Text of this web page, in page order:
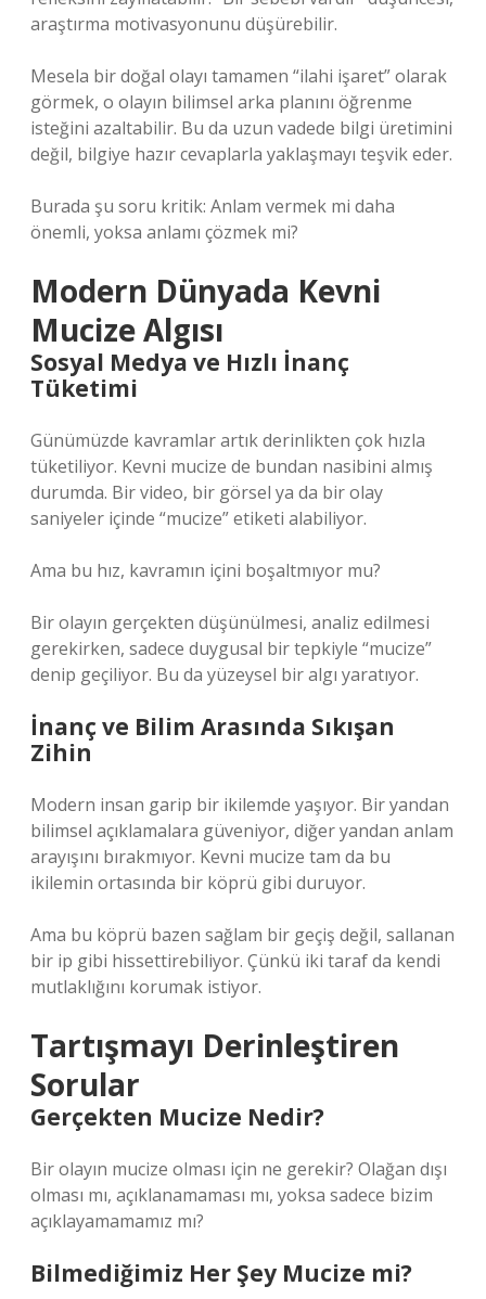
araştırma motivasyonunu düşürebilir.
Mesela bir doğal olayı tamamen “ilahi işaret” olarak
görmek, o olayın bilimsel arka planını öğrenme
isteğini azaltabilir. Bu da uzun vadede bilgi üretimini
değil, bilgiye hazır cevaplarla yaklaşmayı teşvik eder.
Burada şu soru kritik: Anlam vermek mi daha
önemli, yoksa anlamı çözmek mi?
Modern Dünyada Kevni
Mucize Algısı
Sosyal Medya ve Hızlı İnanç
Tüketimi
Günümüzde kavramlar artık derinlikten çok hızla
tüketiliyor. Kevni mucize de bundan nasibini almış
durumda. Bir video, bir görsel ya da bir olay
saniyeler içinde “mucize” etiketi alabiliyor.
Ama bu hız, kavramın içini boşaltmıyor mu?
Bir olayın gerçekten düşünülmesi, analiz edilmesi
gerekirken, sadece duygusal bir tepkiyle “mucize”
denip geçiliyor. Bu da yüzeysel bir algı yaratıyor.
İnanç ve Bilim Arasında Sıkışan
Zihin
Modern insan garip bir ikilemde yaşıyor. Bir yandan
bilimsel açıklamalara güveniyor, diğer yandan anlam
arayışını bırakmıyor. Kevni mucize tam da bu
ikilemin ortasında bir köprü gibi duruyor.
Ama bu köprü bazen sağlam bir geçiş değil, sallanan
bir ip gibi hissettirebiliyor. Çünkü iki taraf da kendi
mutlaklığını korumak istiyor.
Tartışmayı Derinleştiren
Sorular
Gerçekten Mucize Nedir?
Bir olayın mucize olması için ne gerekir? Olağan dışı
olması mı, açıklanamaması mı, yoksa sadece bizim
açıklayamamamız mı?
Bilmediğimiz Her Şey Mucize mi?